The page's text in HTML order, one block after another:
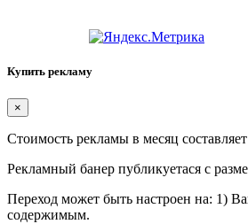
Купить рекламу
×
Стоимость рекламы в месяц
Рекламный банер публикуетася с
Переход может быть настроен на: 1)
содержимым.